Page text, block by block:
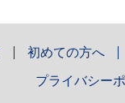
初めての方へ
プライバシー